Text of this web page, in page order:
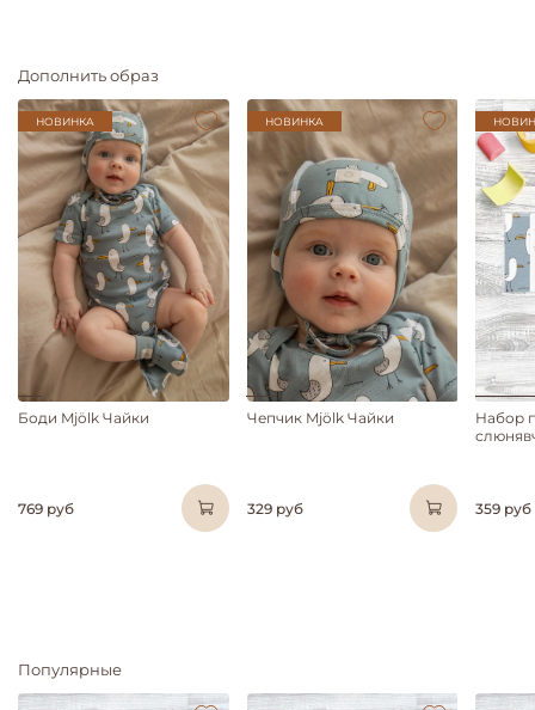
Дополнить образ
НОВИНКА
Боди Mjölk Чайки
769 руб
НОВИНКА
Чепчик Mjölk Чайки
329 руб
Набор
359 руб
Популярные